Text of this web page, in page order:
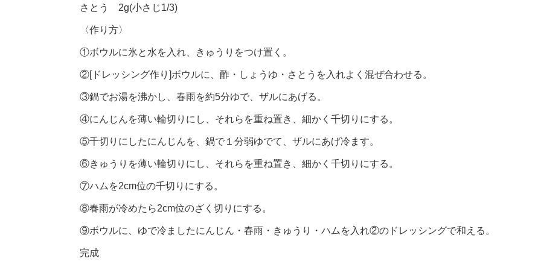
さとう 2g(小さじ1/3)
〈作り方〉
①ボウルに氷と水を入れ、きゅうりをつけ置く。
②[ドレッシング作り]ボウルに、酢・しょうゆ・さとうを入れよく混ぜ合わせる。
③鍋でお湯を沸かし、春雨を約5分ゆで、ザルにあげる。
④にんじんを薄い輪切りにし、それらを重ね置き、細かく千切りにする。
⑤千切りにしたにんじんを、鍋で１分弱ゆでて、ザルにあげ冷ます。
⑥きゅうりを薄い輪切りにし、それらを重ね置き、細かく千切りにする。
⑦ハムを2cm位の千切りにする。
⑧春雨が冷めたら2cm位のざく切りにする。
⑨ボウルに、ゆで冷ましたにんじん・春雨・きゅうり・ハムを入れ②のドレッシングで和える。
完成